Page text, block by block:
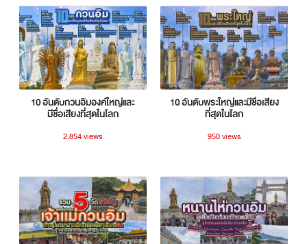
10 อันดับกวนอิมองค์ใหญ่และ
มีชื่อเสียงที่สุดในโลก
2,854 views
10 อันดับพระใหญ่และมีชื่อเสียง
ที่สุดในโลก
950 views